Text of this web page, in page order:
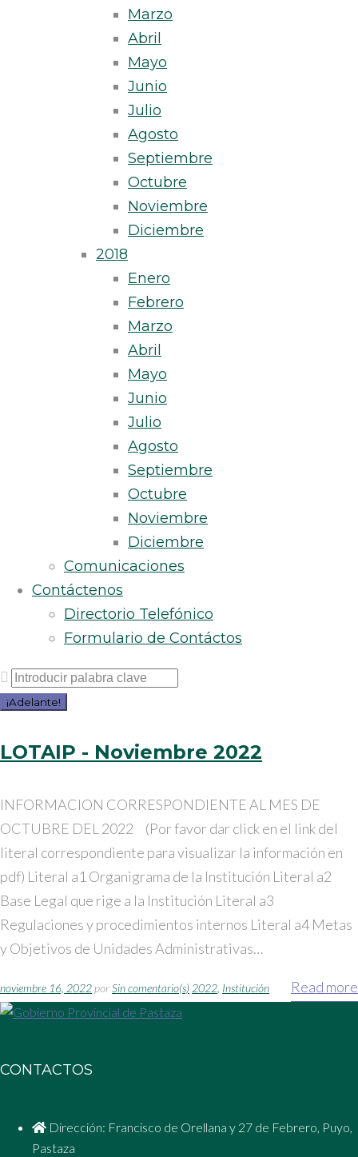
Marzo
Abril
Mayo
Junio
Julio
Agosto
Septiembre
Octubre
Noviembre
Diciembre
2018
Enero
Febrero
Marzo
Abril
Mayo
Junio
Julio
Agosto
Septiembre
Octubre
Noviembre
Diciembre
Comunicaciones
Contáctenos
Directorio Telefónico
Formulario de Contáctos
Buscar
por:
¡Adelante!
DÍA:
NOVIEMBRE
DE
2022
LOTAIP - Noviembre 2022
INFORMACION CORRESPONDIENTE AL MES DE
OCTUBRE DEL 2022 (Por favor dar click en el link del
literal correspondiente para visualizar la información en
pdf) Literal a1 Organigrama de la Institución Literal a2
Base Legal que rige a la Institución Literal a3
Regulaciones y procedimientos internos Literal a4 Metas
y Objetivos de Unidades Administrativas…
noviembre 16, 2022porSin comentario(s) 2022 Institución Read more
CONTACTOS
Dirección: Francisco de Orellana y 27 de Febrero, Puyo,
Pastaza